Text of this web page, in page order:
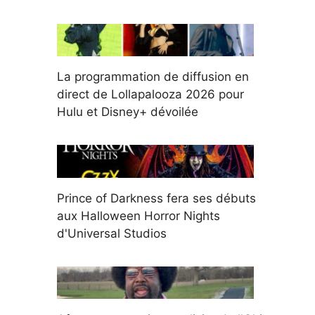
La programmation de diffusion en
direct de Lollapalooza 2026 pour
Hulu et Disney+ dévoilée
Prince of Darkness fera ses débuts
aux Halloween Horror Nights
d'Universal Studios